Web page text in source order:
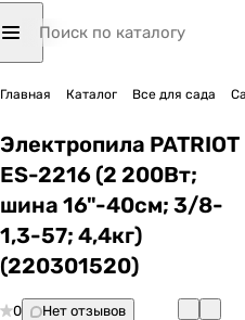
Главная Каталог Все для сада
Электропила PATRIOT
ES-2216 (2 200Вт;
шина 16"-40см; 3/8-
1,3-57; 4,4кг)
(220301520)
0 Нет отзывов